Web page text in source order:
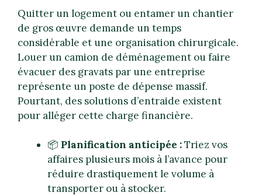
Quitter un logement ou entamer un chantier
de gros œuvre demande un temps
considérable et une organisation chirurgicale.
Louer un camion de déménagement ou faire
évacuer des gravats par une entreprise
représente un poste de dépense massif.
Pourtant, des solutions d’entraide existent
pour alléger cette charge financière.
📦 Planification anticipée :Triez vos
affaires plusieurs mois à l’avance pour
réduire drastiquement le volume à
transporter ou à stocker.